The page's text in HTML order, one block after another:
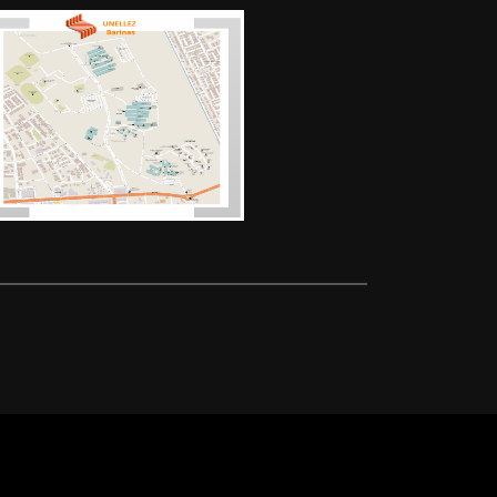
de Profesor en Educación Especialidad
tuve la oportunidad de firmar un contrato por
para trabajar con un programa de ATEVE
a niños y niñas no escolarizados, en la
al mismo tiempo pero en horas de la tarde
pre y pos natal en la escuela de
de adultos en el área de costura, al
2000, ingreso al ministerio de Educación por
me correspondió asistir a talleres de